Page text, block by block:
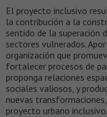
El proyecto inclusivo
la contribución a la
sentido de la superación
sectores vulnerados.
organización que
fortalecer procesos de
proponga relaciones
sociales valiosos, y
nuevas
proyecto urbano inclusivo.